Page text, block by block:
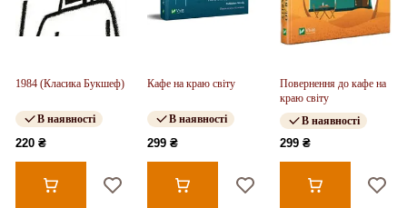
1984 (Класика Букшеф)
В наявності
220 ₴
Кафе на краю світу
В наявності
299 ₴
Повернення до кафе на
краю світу
В наявності
299 ₴